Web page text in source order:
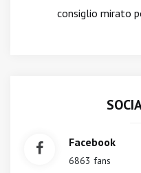
consiglio mirato
Facebook
6863 fans